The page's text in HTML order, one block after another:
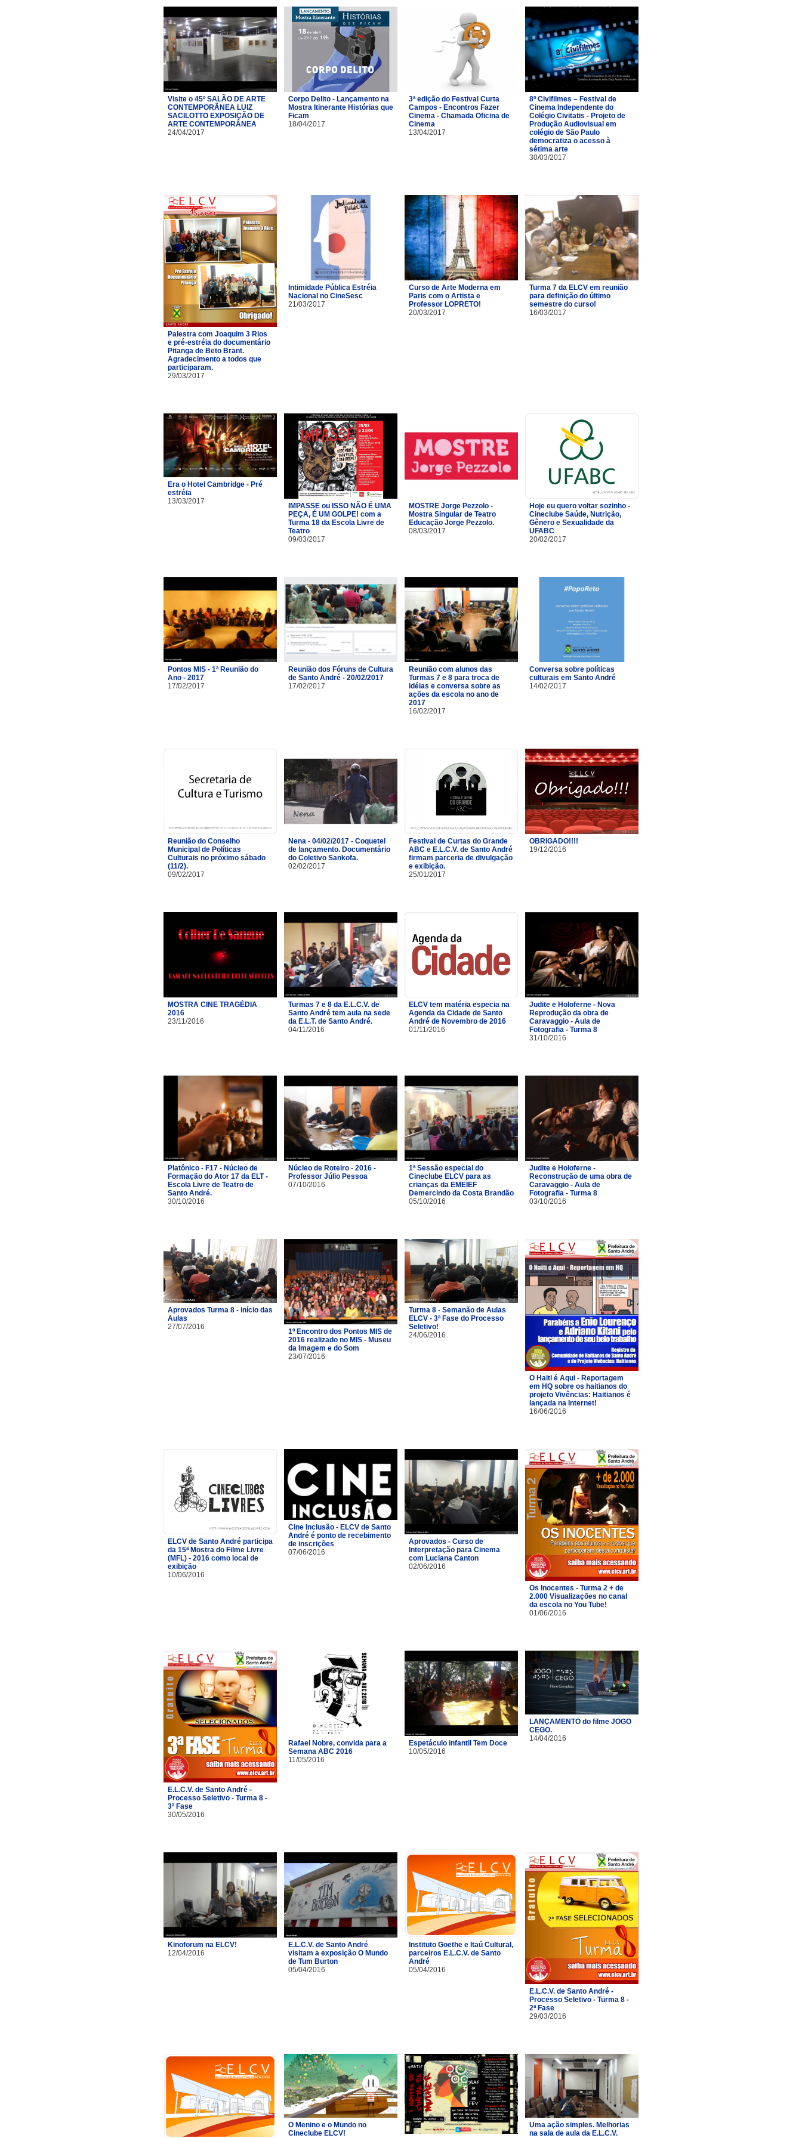
Visite o 45º SALÃO DE ARTE
CONTEMPORÂNEA LUIZ
SACILOTTO EXPOSIÇÃO DE
ARTE CONTEMPORÂNEA
24/04/2017
Corpo Delito - Lançamento na
Mostra Itinerante Histórias que
Ficam
18/04/2017
3ª edição do Festival Curta
Campos - Encontros Fazer
Cinema - Chamada Oficina de
Cinema
13/04/2017
8º Civifilmes – Festival de
Cinema Independente do
Colégio Civitatis - Projeto de
Produção Audiovisual em
colégio de São Paulo
democratiza o acesso à
sétima arte
30/03/2017
Palestra com Joaquim 3 Rios
e pré-estréia do documentário
Pitanga de Beto Brant.
Agradecimento a todos que
participaram.
29/03/2017
Intimidade Pública Estréia
Nacional no CineSesc
21/03/2017
Curso de Arte Moderna em
Paris com o Artista e
Professor LOPRETO!
20/03/2017
Turma 7 da ELCV em reunião
para definição do último
semestre do curso!
16/03/2017
Era o Hotel Cambridge - Pré
estréia
13/03/2017
IMPASSE ou ISSO NÃO É UMA
PEÇA, É UM GOLPE! com a
Turma 18 da Escola Livre de
Teatro​
09/03/2017
MOSTRE Jorge Pezzolo -
Mostra Singular de Teatro
Educação Jorge Pezzolo.
08/03/2017
Hoje eu quero voltar sozinho -
Cineclube Saúde, Nutrição,
Gênero e Sexualidade da
UFABC
20/02/2017
Pontos MIS - 1ª Reunião do
Ano - 2017
17/02/2017
Reunião dos Fóruns de Cultura
de Santo André - 20/02/2017
17/02/2017
Reunião com alunos das
Turmas 7 e 8 para troca de
idéias e conversa sobre as
ações da escola no ano de
2017
16/02/2017
Conversa sobre políticas
culturais em Santo André
14/02/2017
Reunião do Conselho
Municipal de Políticas
Culturais no próximo sábado
(11/2).
09/02/2017
Nena - 04/02/2017 - Coquetel
de lançamento. Documentário
do Coletivo Sankofa.
02/02/2017
Festival de Curtas do Grande
ABC e E.L.C.V. de Santo André
firmam parceria de divulgação
e exibição.
25/01/2017
OBRIGADO!!!!
19/12/2016
MOSTRA CINE TRAGÉDIA
2016
23/11/2016
Turmas 7 e 8 da E.L.C.V. de
Santo André tem aula na sede
da E.L.T. de Santo André.
04/11/2016
ELCV tem matéria especia na
Agenda da Cidade de Santo
André de Novembro de 2016
01/11/2016
Judite e Holoferne - Nova
Reprodução da obra de
Caravaggio - Aula de
Fotografia - Turma 8
31/10/2016
Platônico - F17 - Núcleo de
Formação do Ator 17 da ELT -
Escola Livre de Teatro de
Santo André.
30/10/2016
Núcleo de Roteiro - 2016 -
Professor Júlio Pessoa
07/10/2016
1ª Sessão especial do
Cineclube ELCV para as
crianças da EMEIEF
Demercindo da Costa Brandão
05/10/2016
Judite e Holoferne -
Reconstrução de uma obra de
Caravaggio - Aula de
Fotografia - Turma 8
03/10/2016
Aprovados Turma 8 - início das
Aulas
27/07/2016
1º Encontro dos Pontos MIS de
2016 realizado no MIS - Museu
da Imagem e do Som
23/07/2016
Turma 8 - Semanão de Aulas
ELCV - 3ª Fase do Processo
Seletivo!
24/06/2016
O Haiti é Aqui - Reportagem
em HQ sobre os haitianos do
projeto Vivências: Haitianos é
lançada na Internet!
16/06/2016
ELCV de Santo André participa
da 15ª Mostra do Filme Livre
(MFL) - 2016 como local de
exibição
10/06/2016
Cine Inclusão - ELCV de Santo
André é ponto de recebimento
de inscrições
07/06/2016
Aprovados - Curso de
Interpretação para Cinema
com Luciana Canton
02/06/2016
Os Inocentes - Turma 2 + de
2.000 Visualizações no canal
da escola no You Tube!
01/06/2016
E.L.C.V. de Santo André -
Processo Seletivo - Turma 8 -
3ª Fase
30/05/2016
Rafael Nobre, convida para a
Semana ABC 2016
11/05/2016
Espetáculo infantil Tem Doce
10/05/2016
LANÇAMENTO do filme JOGO
CEGO.
14/04/2016
Kinoforum na ELCV!
12/04/2016
E.L.C.V. de Santo André
visitam a exposição O Mundo
de Tum Burton
05/04/2016
Instituto Goethe e Itaú Cultural,
parceiros E.L.C.V. de Santo
André
05/04/2016
E.L.C.V. de Santo André -
Processo Seletivo - Turma 8 -
2ª Fase
29/03/2016
O Menino e o Mundo no
Cineclube ELCV!
Uma ação simples. Melhorias
na sala de aula da E.L.C.V.